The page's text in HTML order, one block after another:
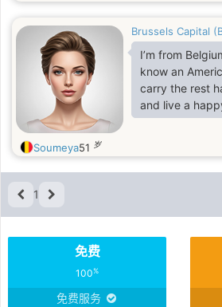
Brussels Capital
I’m from
know an
carry the rest
and live a
Soumeya51 岁
1
免费
100%
免费服务